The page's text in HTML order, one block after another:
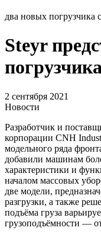
два новых погрузчика
Steyr
2 сентября 2021
Новости
Разработчик и
корпорации CNH
модельного ряда
добавили машинам
характеристики и
началом массовых
две модели,
разгрузки, а также
подъёма груза
грузоподъёмности —